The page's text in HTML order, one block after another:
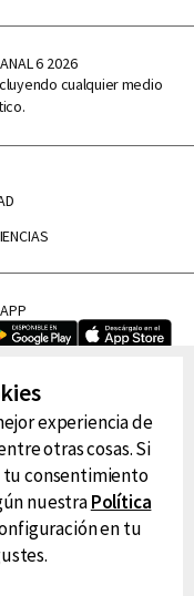
6 2026
cualquier medio
experiencia de
otras cosas. Si
tu consentimiento
nuestraPolítica
en tu